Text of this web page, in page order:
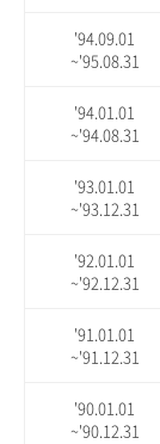
'94.09.01
~'95.08.31
'94.01.01
~'94.08.31
'93.01.01
~'93.12.31
'92.01.01
~'92.12.31
'91.01.01
~'91.12.31
'90.01.01
~'90.12.31